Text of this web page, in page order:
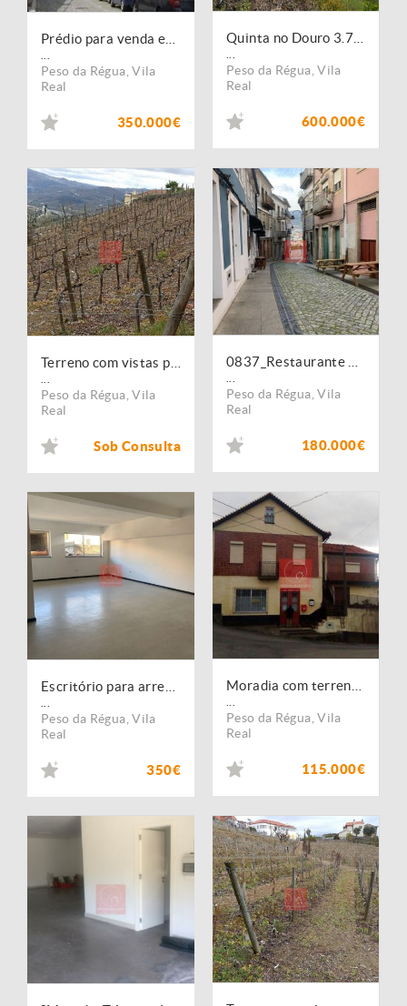
Peso da Régua ,Vila
Real
350.000€
Peso da Régua ,Vila
Real
600.000€
Peso da Régua ,Vila
Real
Sob Consulta
Peso da Régua ,Vila
Real
180.000€
Peso da Régua ,Vila
Real
350€
Peso da Régua ,Vila
Real
115.000€